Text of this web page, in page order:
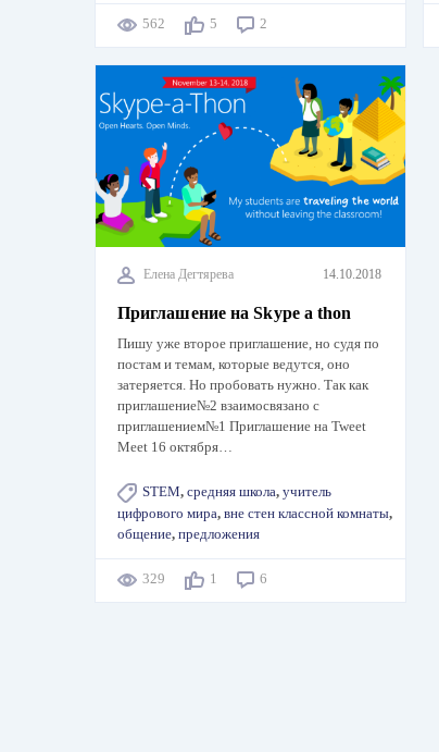
562 5 2
Елена Дегтярева 14.10.2018
Приглашение на Skype a thon
Пишу уже второе приглашение, но судя по
постам и темам, которые ведутся, оно
затеряется. Но пробовать нужно. Так как
приглашение№2 взаимосвязано с
приглашением№1 Приглашение на Tweet
Meet 16 октября…
STEM, средняя школа, учитель
цифрового мира, вне стен классной комнаты,
общение, предложения
329 1 6